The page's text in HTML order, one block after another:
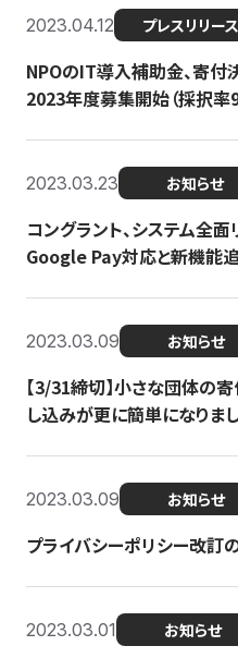
2023.04.12 プレスリリース
NPOのIT導入補助金、寄付
2023年度募集開始（採択率
2023.03.23 お知らせ
コングラント、システム全
Google Pay対応と新機能
2023.03.09 お知らせ
【3/31締切】小さな団体の
し込みが更に簡単になりまし
2023.03.09 お知らせ
プライバシーポリシー改訂
2023.03.01 お知らせ